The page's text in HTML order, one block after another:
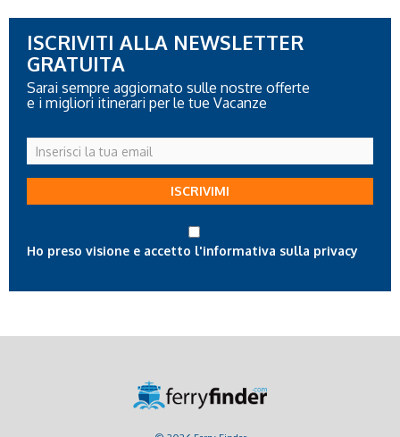
ISCRIVITI ALLA NEWSLETTER
GRATUITA
Sarai sempre aggiornato sulle nostre offerte
e i migliori itinerari per le tue Vacanze
Inserisci
la
tua
ISCRIVIMI
Ho preso visione e accetto l'informativa sulla privacy